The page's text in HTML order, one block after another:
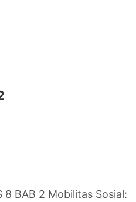
8 BAB 2 Mobilitas Sosial: